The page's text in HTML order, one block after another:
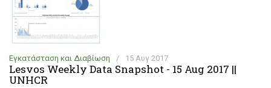
Εγκατάσταση και Διαβίωση / 15 Αυγ 2017
Lesvos Weekly Data Snapshot - 15 Aug 2017 ||
UNHCR